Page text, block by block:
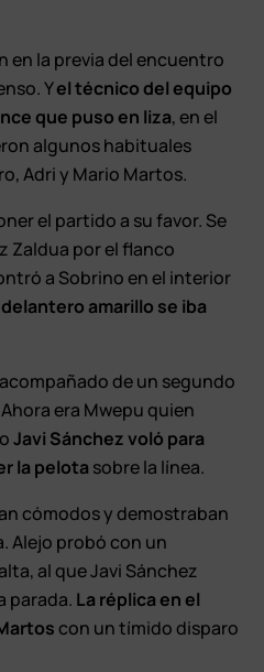
en la previa del encuentro
Yel técnico del equipo
que puso en liza, en el
algunos habituales
Adri y Mario Martos.
el partido a su favor. Se
Zaldua por el flanco
a Sobrino en el interior
amarillo se iba
de un segundo
era Mwepu quien
Javi Sánchez voló para
la pelota sobre la línea.
cómodos y demostraban
Alejo probó con un
al que Javi Sánchez
parada. La réplica en el
con un tímido disparo